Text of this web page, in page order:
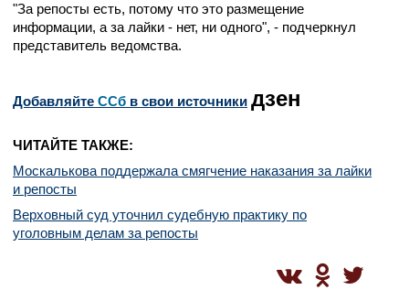
"За репосты есть, потому что это размещение
информации, а за лайки - нет, ни одного", - подчеркнул
представитель ведомства.
Добавляйте CСб в свои источники дзен
ЧИТАЙТЕ ТАКЖЕ:
Москалькова поддержала смягчение наказания за лайки
и репосты
Верховный суд уточнил судебную практику по
уголовным делам за репосты